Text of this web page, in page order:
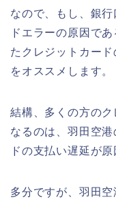
なので、もし、銀
ドエラーの原因で
たクレジットカー
をオススメします。
結構、多くの方の
なるのは、羽田空
ドの支払い遅延が原
多分ですが、羽田